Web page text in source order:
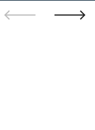
gehe zur gehe